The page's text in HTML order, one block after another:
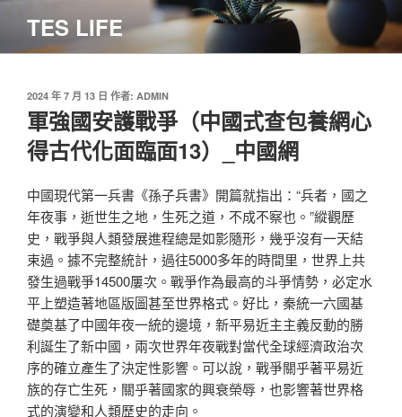
主
TES LIFE
發
佈
於
2024 年 7 月 13 日 作者: ADMIN
軍強國安護戰爭（中國式查包養網心
得古代化面臨面13）_中國網
中國現代第一兵書《孫子兵書》開篇就指出：“兵者，國之
年夜事，逝世生之地，生死之道，不成不察也。”縱觀歷
史，戰爭與人類發展進程總是如影隨形，幾乎沒有一天結
束過。據不完整統計，過往5000多年的時間里，世界上共
發生過戰爭14500屢次。戰爭作為最高的斗爭情勢，必定水
平上塑造著地區版圖甚至世界格式。好比，秦統一六國基
礎奠基了中國年夜一統的邊境，新平易近主主義反動的勝
利誕生了新中國，兩次世界年夜戰對當代全球經濟政治次
序的確立產生了決定性影響。可以說，戰爭關乎著平易近
族的存亡生死，關乎著國家的興衰榮辱，也影響著世界格
式的演變和人類歷史的走向。